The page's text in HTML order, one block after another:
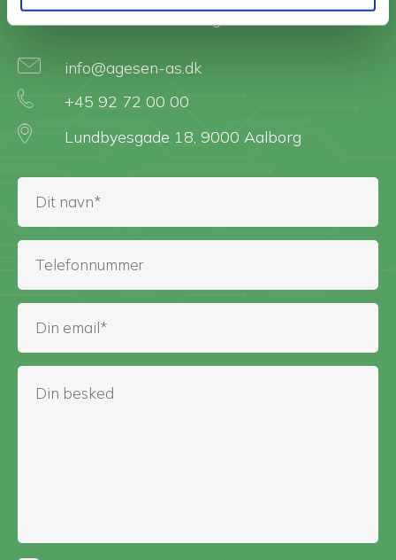
Vi ser frem til at høre fra dig.
info@agesen-as.dk
+45 92 72 00 00
Lundbyesgade 18, 9000 Aalborg